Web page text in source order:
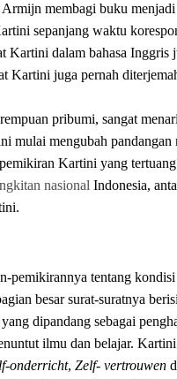
Armijn membagi buku
sepanjang waktu
Kartini dalam bahasa Inggris
Kartini juga pernah
pribumi, sangat
mulai mengubah pandangan
Kartini yang
nasional Indonesia,
pemikirannya tentang kondisi
besar surat-suratnya
dipandang sebagai
ilmu dan belajar.
onderricht, Zelf- vertrouwen